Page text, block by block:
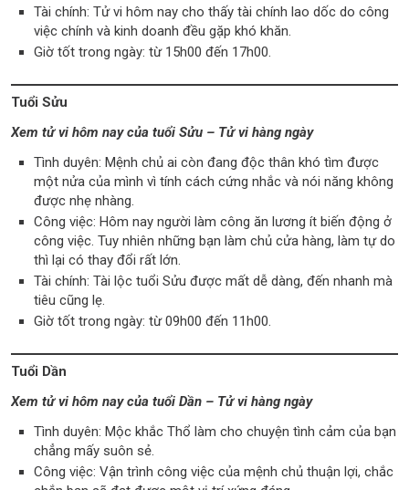
Tài chính: Tử vi hôm nay cho thấy tài chính lao dốc do công
việc chính và kinh doanh đều gặp khó khăn.
Giờ tốt trong ngày: từ 15h00 đến 17h00.
Tuổi Sửu
Xem tử vi hôm nay của tuổi Sửu – Tử vi hàng ngày
Tình duyên: Mệnh chủ ai còn đang độc thân khó tìm được
một nửa của mình vì tính cách cứng nhắc và nói năng không
được nhẹ nhàng.
Công việc: Hôm nay người làm công ăn lương ít biến động ở
công việc. Tuy nhiên những bạn làm chủ cửa hàng, làm tự do
thì lại có thay đổi rất lớn.
Tài chính: Tài lộc tuổi Sửu được mất dễ dàng, đến nhanh mà
tiêu cũng lẹ.
Giờ tốt trong ngày: từ 09h00 đến 11h00.
Tuổi Dần
Xem tử vi hôm nay của tuổi Dần – Tử vi hàng ngày
Tình duyên: Mộc khắc Thổ làm cho chuyện tình cảm của bạn
chẳng mấy suôn sẻ.
Công việc: Vận trình công việc của mệnh chủ thuận lợi, chắc